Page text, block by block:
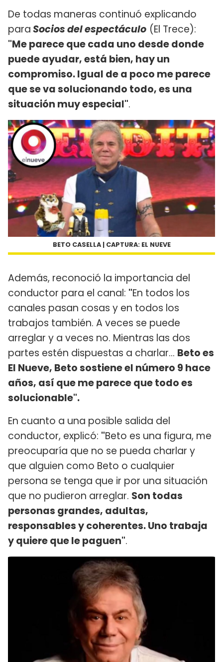
De todas maneras continuó explicando
paraSocios del espectáculo (El Trece):
"Me parece que cada uno desde donde
puede ayudar, está bien, hay un
compromiso. Igual de a poco me parece
que se va solucionando todo, es una
situación muy especial".
BETO CASELLA | CAPTURA: EL NUEVE
Además, reconoció la importancia del
conductor para el canal: "En todos los
canales pasan cosas y en todos los
trabajos también. A veces se puede
arreglar y a veces no. Mientras las dos
partes estén dispuestas a charlar... Beto es
El Nueve, Beto sostiene el número 9 hace
años, así que me parece que todo es
solucionable".
En cuanto a una posible salida del
conductor, explicó: "Beto es una figura, me
preocuparía que no se pueda charlar y
que alguien como Beto o cualquier
persona se tenga que ir por una situación
que no pudieron arreglar. Son todas
personas grandes, adultas,
responsables y coherentes. Uno trabaja
y quiere que le paguen".